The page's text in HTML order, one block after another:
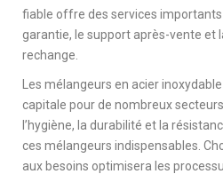
fiable offre des services
garantie, le support après-vente et
rechange.
Les mélangeurs en acier
capitale pour de nombreux
l’hygiène, la durabilité et la
ces mélangeurs indispensables.
aux besoins optimisera les